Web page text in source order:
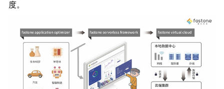
度。